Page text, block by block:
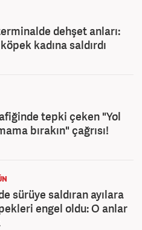
dehşet anları:
kadına saldırdı
tepki çeken "Yol
bırakın" çağrısı!
sürüye saldıran ayılara
engel oldu: O anlar